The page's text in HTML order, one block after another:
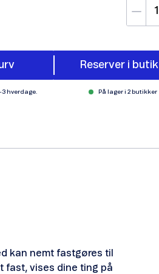
Reserver i butik
3 hverdage. På lager i 2 butikker
kan nemt fastgøres til
fast, vises dine ting på